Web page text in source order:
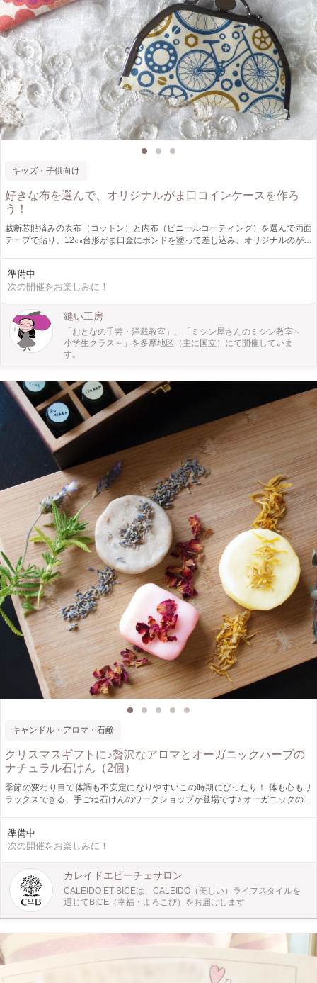
キッズ・子供向け
好きな布を選んで、オリジナルがま口コインケースを作ろ
う！
裁断芯貼済みの表布（コットン）と内布（ビニールコーティング）を選んで両面
テープで貼り、12㎝台形がま口金にボンドを塗って差し込み、オリジナルのがま
準備中
次の開催をお楽しみに！
縫い工房
「おとなの手芸・洋裁教室」、「ミシン屋さんのミシン教室～
小学生クラス～」を多摩地区（主に国立）にて開催していま
す。
キャンドル・アロマ・石鹸
クリスマスギフトに♪贅沢なアロマとオーガニックハーブの
ナチュラル石けん（2個）
季節の変わり目で体調も不安定になりやすいこの時期にぴったり！ 体も心もリ
ラックスできる、手ごね石けんのワークショップが登場です♪ オーガニックのハ
ェから特別にご提供のもの。 石けんとして使用できるだけでなく、香りのイン
テリアにも◎ 簡単な手順で、材料も安心の素材。 贅沢な香りとハーブの力で、
をご提供♪ サイズ：縦10ｃｍ、横10ｃｍ、高さ1.5ｃｍ 重さ50g （２つお作りい
ただけます） 【CALEIDO ET BICE（カレイドエビーチェ）とは？】 「GLOBAL
WORK」「LOWRYS FARM」「niko and ...」 など数多くのファッションブラン
ドを持つ、株式会社アダストリアの初のコスメブランドです。「CALEIDO ET
BICE」は、CALEIDO（美しい）ライフスタイルを通じて、BICE（幸福・よろこ
び）をお届けする、日々の仕事、趣味、家事など自分を取り巻く全ての事に前向
きに取り組み、毎日を忙しく過ごしている女性達へ、『植物の力』を通して、肌
やからだにやさしく、使っていて気持ちがいい、自然を感じさせるナチュラルコ
準備中
次の開催をお楽しみに！
カレイドエビーチェサロン
CALEIDO ET BICEは、CALEIDO（美しい）ライフスタイルを
通じてBICE（幸福・よろこび）をお届けします